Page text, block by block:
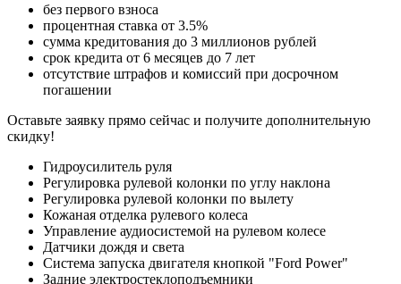
без первого взноса
процентная ставка от 3.5%
сумма кредитования до 3 миллионов рублей
срок кредита от 6 месяцев до 7 лет
отсутствие штрафов и комиссий при досрочном
погашении
Оставьте заявку прямо сейчас и получите дополнительную
скидку!
Гидроусилитель руля
Регулировка рулевой колонки по углу наклона
Регулировка рулевой колонки по вылету
Кожаная отделка рулевого колеса
Управление аудиосистемой на рулевом колесе
Датчики дождя и света
Система запуска двигателя кнопкой "Ford Power"
Задние электростеклоподъемники